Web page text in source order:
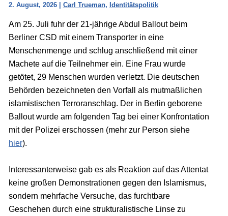
2. August, 2026 Carl Trueman, Identitätspolitik
Am 25. Juli fuhr der 21-jährige Abdul Ballout beim
Berliner CSD mit einem Transporter in eine
Menschenmenge und schlug anschließend mit einer
Machete auf die Teilnehmer ein. Eine Frau wurde
getötet, 29 Menschen wurden verletzt. Die deutschen
Behörden bezeichneten den Vorfall als mutmaßlichen
islamistischen Terroranschlag. Der in Berlin geborene
Ballout wurde am folgenden Tag bei einer Konfrontation
mit der Polizei erschossen (mehr zur Person siehe
hier).
Interessanterweise gab es als Reaktion auf das Attentat
keine großen Demonstrationen gegen den Islamismus,
sondern mehrfache Versuche, das furchtbare
Geschehen durch eine strukturalistische Linse zu